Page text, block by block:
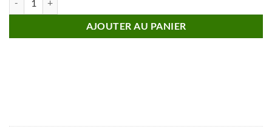
AJOUTER AU PANIER